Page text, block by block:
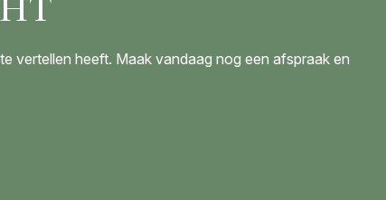
vertellen heeft. Maak vandaag nog een afspraak en